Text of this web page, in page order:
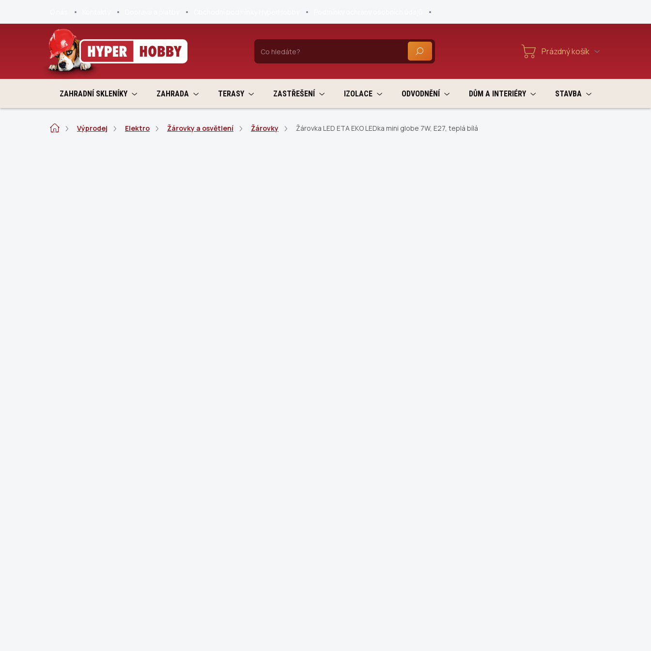
obsah
HLEDAT Nákupní
Prázdný košík
ZAHRADNÍ SKLENÍKY ZAHRADA TERASY ZASTŘEŠENÍ IZOLACE ODVODNĚNÍ DŮM A INTERIÉRY STAVBA
DomůVýprodej Elektro Žárovky a osvětlení Žárovky Žárovka LED ETA EKO LEDka mini globe 7W, E27, teplá bílá